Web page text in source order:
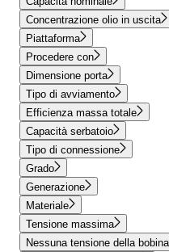
Concentrazione olio in uscita
Piattaforma
Procedere con
Dimensione porta
Tipo di avviamento
Efficienza massa totale
Capacità serbatoio
Tipo di connessione
Grado
Generazione
Materiale
Tensione massima
Nessuna tensione della bobina